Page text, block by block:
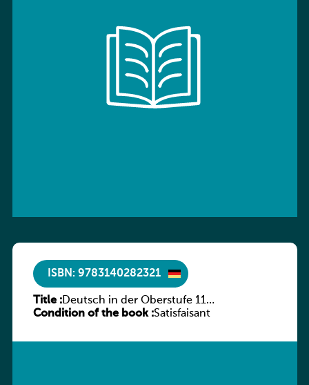
ISBN: 9783140282321
Title :Deutsch in der Oberstufe 11
(Schülerbuch) Ausgabe Bayern
Condition of the book :Satisfaisant